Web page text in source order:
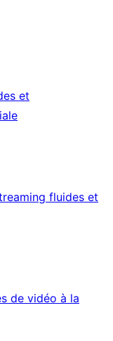
et
fluides et
de vidéo à la